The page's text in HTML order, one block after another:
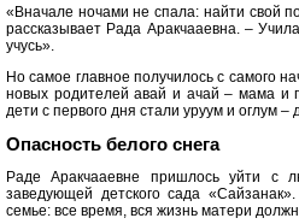
«Вначале ночами не спала: найти свой
рассказывает Рада Аракчааевна. –
учусь».
Но самое главное получилось с самого
новых родителей авай и ачай – мама и
дети с первого дня стали уруум и оглум
Опасность белого снега
Раде Аракчааевне пришлось уйти с
заведующей детского сада
семье: все время, вся жизнь матери